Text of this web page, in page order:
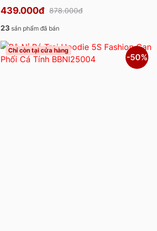
439.000đ 878.000đ
23 sản phẩm đã bán
Chỉ còn tại cửa hàng
-50%